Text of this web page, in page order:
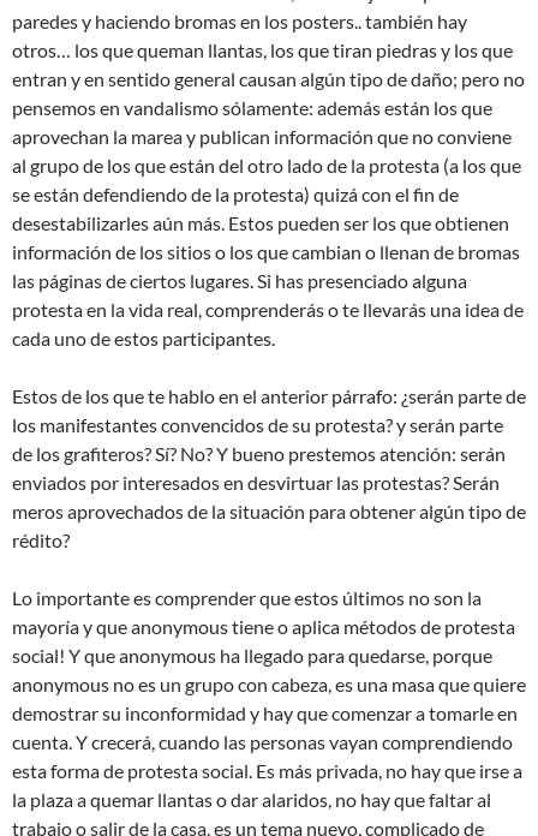
paredes y haciendo bromas en los posters.. también hay
otros… los que queman llantas, los que tiran piedras y los que
entran y en sentido general causan algún tipo de daño; pero no
pensemos en vandalismo sólamente: además están los que
aprovechan la marea y publican información que no conviene
al grupo de los que están del otro lado de la protesta (a los que
se están defendiendo de la protesta) quizá con el fin de
desestabilizarles aún más. Estos pueden ser los que obtienen
información de los sitios o los que cambian o llenan de bromas
las páginas de ciertos lugares. Si has presenciado alguna
protesta en la vida real, comprenderás o te llevarás una idea de
cada uno de estos participantes.
Estos de los que te hablo en el anterior párrafo: ¿serán parte de
los manifestantes convencidos de su protesta? y serán parte
de los grafiteros? Sí? No? Y bueno prestemos atención: serán
enviados por interesados en desvirtuar las protestas? Serán
meros aprovechados de la situación para obtener algún tipo de
rédito?
Lo importante es comprender que estos últimos no son la
mayoría y que anonymous tiene o aplica métodos de protesta
social! Y que anonymous ha llegado para quedarse, porque
anonymous no es un grupo con cabeza, es una masa que quiere
demostrar su inconformidad y hay que comenzar a tomarle en
cuenta. Y crecerá, cuando las personas vayan comprendiendo
esta forma de protesta social. Es más privada, no hay que irse a
la plaza a quemar llantas o dar alaridos, no hay que faltar al
trabajo o salir de la casa, es un tema nuevo, complicado de